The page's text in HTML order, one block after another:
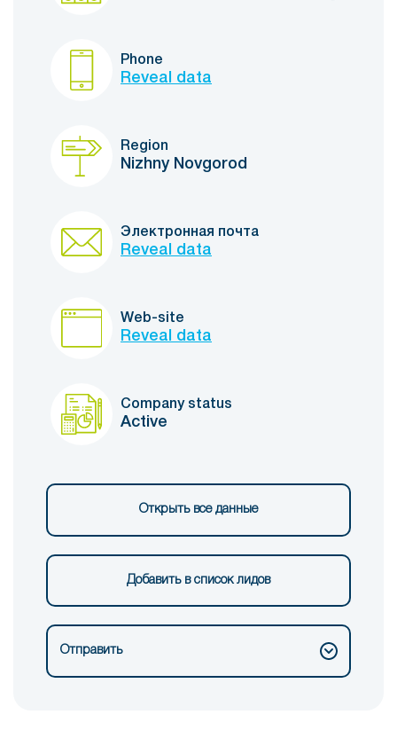
Phone
Reveal data
Region
Nizhny Novgorod
Электронная почта
Reveal data
Web-site
Reveal data
Company status
Active
Открыть все данные
Добавить в список лидов
Отправить